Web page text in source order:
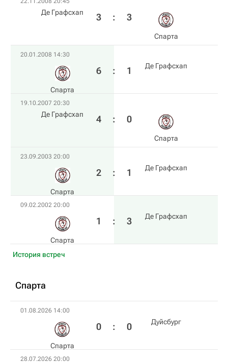
Де Графсхап 3 : 3
Спарта
20.01.2008 14:30
Спарта
6 : 1 Де Графсхап
19.10.2007 20:30
Де Графсхап 4 : 0
Спарта
23.09.2003 20:00
Спарта
2 : 1 Де Графсхап
09.02.2002 20:00
Спарта
1 : 3 Де Графсхап
История встреч
Спарта
01.08.2026 14:00
Спарта
0 : 0 Дуйсбург
28.07.2026 20:00